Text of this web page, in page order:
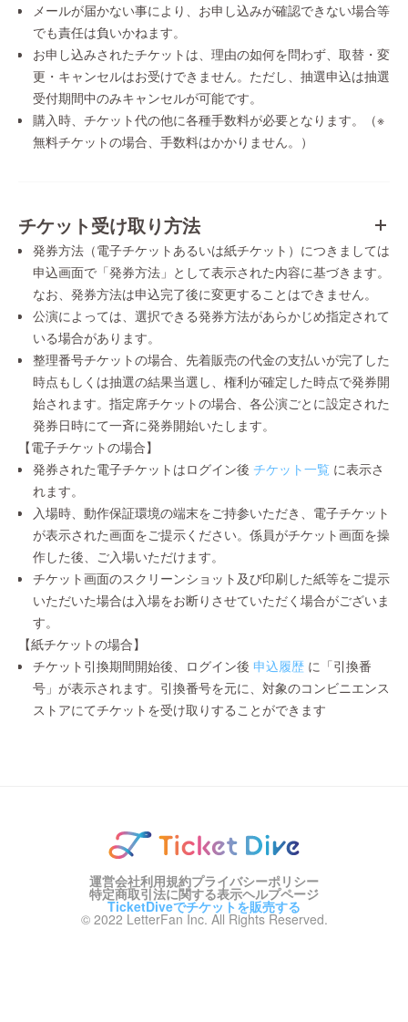
メールが届かない事により、お申し込みが確認できない場合等
でも責任は負いかねます。
お申し込みされたチケットは、理由の如何を問わず、取替・変
更・キャンセルはお受けできません。ただし、抽選申込は抽選
受付期間中のみキャンセルが可能です。
購入時、チケット代の他に各種手数料が必要となります。（※
無料チケットの場合、手数料はかかりません。）
チケット受け取り方法
発券方法（電子チケットあるいは紙チケット）につきましては
申込画面で「発券方法」として表示された内容に基づきます。
なお、発券方法は申込完了後に変更することはできません。
公演によっては、選択できる発券方法があらかじめ指定されて
いる場合があります。
整理番号チケットの場合、先着販売の代金の支払いが完了した
時点もしくは抽選の結果当選し、権利が確定した時点で発券開
始されます。指定席チケットの場合、各公演ごとに設定された
発券日時にて一斉に発券開始いたします。
【電子チケットの場合】
発券された電子チケットはログイン後 チケット一覧 に表示さ
れます。
入場時、動作保証環境の端末をご持参いただき、電子チケット
が表示された画面をご提示ください。係員がチケット画面を操
作した後、ご入場いただけます。
チケット画面のスクリーンショット及び印刷した紙等をご提示
いただいた場合は入場をお断りさせていただく場合がございま
す。
【紙チケットの場合】
チケット引換期間開始後、ログイン後 申込履歴 に「引換番
号」が表示されます。引換番号を元に、対象のコンビニエンス
ストアにてチケットを受け取りすることができます
運営会社利用規約プライバシーポリシー
特定商取引法に関する表示ヘルプページ
TicketDiveでチケットを販売する
© 2022 LetterFan Inc. All Rights Reserved.